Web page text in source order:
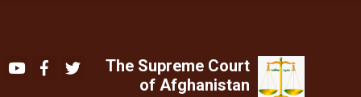
The Supreme Court
of Afghanistan
YoutubeFacebookTwitter